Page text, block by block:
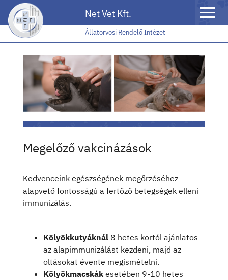
Net Vet Kft.
Toggle
Állatorvosi Rendelő Intézet
Megelőző vakcinázások
Kedvenceink egészségének megőrzéséhez
alapvető fontosságú a fertőző betegségek elleni
immunizálás.
Kölyökkutyáknál 8 hetes kortól ajánlatos
az alapimmunizálást kezdeni, majd az
oltásokat évente megismételni.
Kölyökmacskák esetében 9-10 hetes